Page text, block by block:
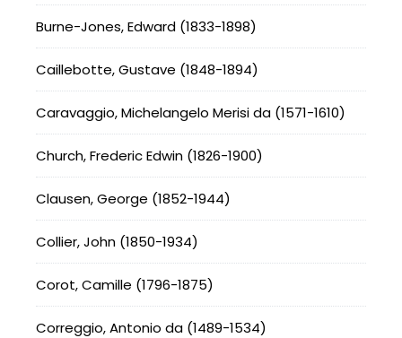
Burne-Jones, Edward (1833-1898)
Caillebotte, Gustave (1848-1894)
Caravaggio, Michelangelo Merisi da (1571-1610)
Church, Frederic Edwin (1826-1900)
Clausen, George (1852-1944)
Collier, John (1850-1934)
Corot, Camille (1796-1875)
Correggio, Antonio da (1489-1534)